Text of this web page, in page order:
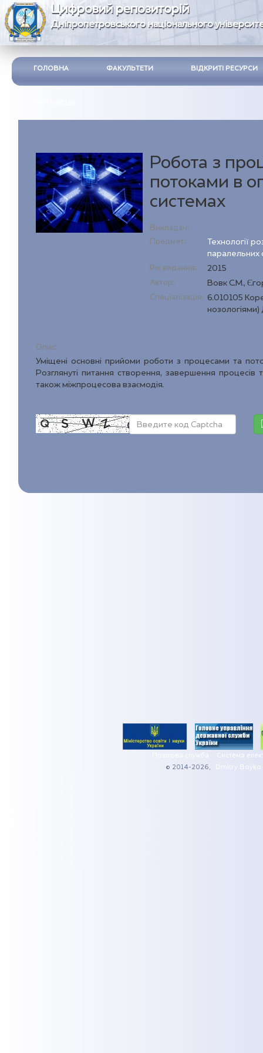
Цифровий репозиторій
Дніпропетровського національного
ГОЛОВНА ФАКУЛЬТЕТИ ВІДКРИТІ РЕСУРСИ
Робота з
потоками в
системах
Викладач:
Предмет:
Технології
паралельних
Рік видання: 2015
Автор: Вовк С.М.,
Спеціалізація: 6.010105
Опис:
Уміщені основні прийоми роботи з процесами та
Розглянуті питання створення, завершення процесів
також міжпроцесова взаємодія.
Поштова служба
Система
© 2014-2026,
Dmitry Boyko